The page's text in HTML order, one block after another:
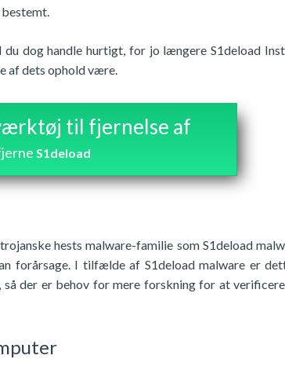
dog handle hurtigt, for jo længere S1deload
af dets ophold være.
til fjernelse af
S1deload
hests malware-familie som S1deload
forårsage. I tilfælde af S1deload malware er
der er behov for mere forskning for at